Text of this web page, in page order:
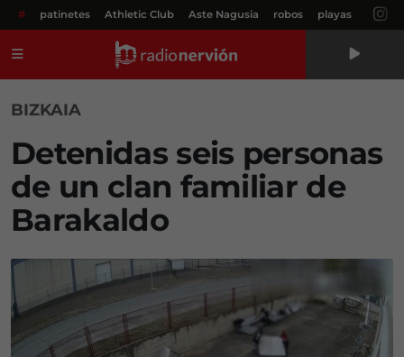
# patinetes Athletic Club Aste Nagusia robos playas
BIZKAIA
Detenidas seis personas
de un clan familiar de
Barakaldo